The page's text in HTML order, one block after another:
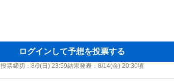
ログインして予想を投票する
投票締切： 8/9(日) 23:59結果発表： 8/14(金) 20:30頃